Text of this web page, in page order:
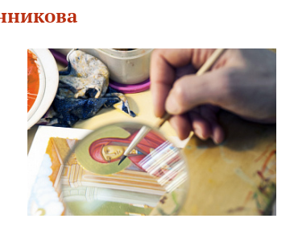
ОБРАТНЫЙ ЗВОНОК